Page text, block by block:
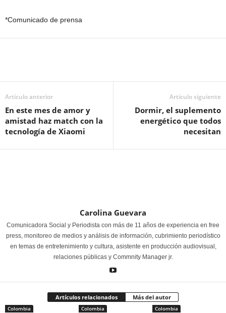
*Comunicado de prensa
Artículo anterior
En este mes de amor y
amistad haz match con la
tecnología de Xiaomi
Artículo siguiente
Dormir, el suplemento
energético que todos
necesitan
Carolina Guevara
Comunicadora Social y Periodista con más de 11 años de experiencia en free
press, monitoreo de medios y análisis de información, cubrimiento periodístico
en temas de entretenimiento y cultura, asistente en producción audiovisual,
relaciones públicas y Commnity Manager jr.
Artículos relacionados Más del autor
Colombia Colombia Colombia